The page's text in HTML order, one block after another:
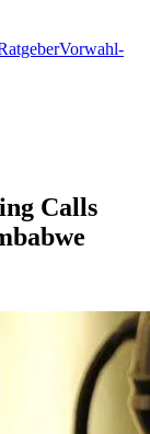
Vorwahl-
Calls